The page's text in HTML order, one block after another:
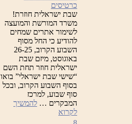
כרטיסים
שבת ישראלית חוזרת!
משרד המורשת והמועצה
לשימור אתרים שמחים
להודיע כי החל מסוף
השבוע הקרוב, 26-25
באוגוסט, מיזם שבת
ישראלית חוזר תחת השם
“שישי שבת ישראלי” בואו
בסוף השבוע הקרוב, ובכל
סוף שבוע, למרכז
המבקרים … להמשיך
לקרוא